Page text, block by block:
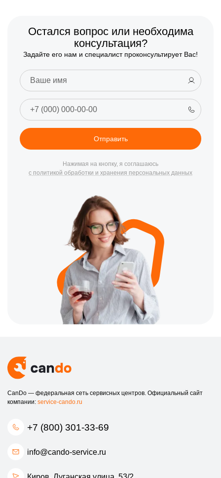
работы.
Современное оборудование:Мы используем
передовые технологии и инструменты для диагностики и
Гарантия на услуги:
Все виды работ сопровождаются
Спектр услуг по ремонту Зотак
Мы предлагаем широкий спектр услуг, включая:
Диагностика неисправностей:
устанавливаем причину поломки.
оригинальные запчасти Zotac для замены.
Процесс обслуживания в нашем центре прост и понятен:
Прием оборудования:Принимаем вашу видеокарту в
удобное для вас время по адресу: Луганская улица,
Диагностика:
Определяем проблему и обсуждаем с
вами план ремонта.
Выполняем все необходимые работы в
кратчайшие сроки.
Не позволяйте техническим проблемам мешать вашей работе
Для записи на ремонт и консультации звоните по номеру +7
(800) 301-33-69. Мы всегда рады помочь вам!
Остался вопрос или необходима
консультация?
Задайте его нам и специалист проконсультирует Вас!
Отправить
Нажимая на кнопку, я соглашаюсь
с политикой обработки и хранения персональных данных
CanDo — федеральная сеть сервисных центров. Официальный сайт
компании: service-cando.ru
+7 (800) 301-33-69
info@cando-service.ru